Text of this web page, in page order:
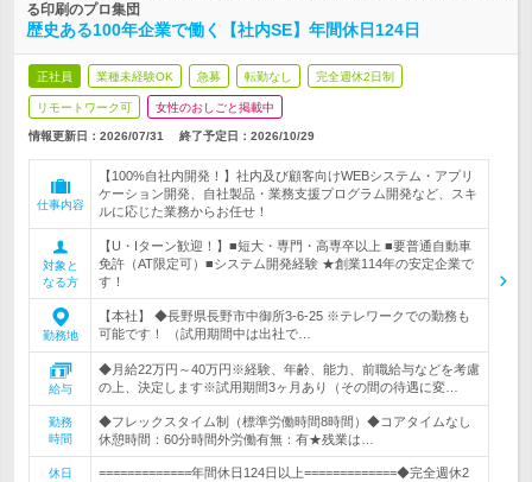
る印刷のプロ集団
歴史ある100年企業で働く【社内SE】年間休日124日
正社員 業種未経験OK 急募 転勤なし 完全週休2日制
リモートワーク可 女性のおしごと掲載中
情報更新日：2026/07/31 終了予定日： 2026/10/29
仕事内容
【100%自社内開発！】社内及び顧客向けWEBシステム・アプリ
ケーション開発、自社製品・業務支援プログラム開発など、スキ
ルに応じた業務からお任せ！
対象と
なる方
【U・Iターン歓迎！】■短大・専門・高専卒以上 ■要普通自動車
免許（AT限定可）■システム開発経験 ★創業114年の安定企業で
す！
勤務地
【本社】 ◆長野県長野市中御所3-6-25 ※テレワークでの勤務も
可能です！ （試用期間中は出社で…
給与
◆月給22万円～40万円※経験、年齢、能力、前職給与などを考慮
の上、決定します※試用期間3ヶ月あり（その間の待遇に変…
勤務
時間
◆フレックスタイム制（標準労働時間8時間）◆コアタイムなし
休憩時間：60分時間外労働有無：有★残業は…
休日
=============年間休日124日以上=============◆完全週休2